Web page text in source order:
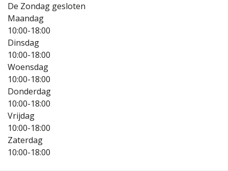
De Zondag gesloten
Maandag
10:00-18:00
Dinsdag
10:00-18:00
Woensdag
10:00-18:00
Donderdag
10:00-18:00
Vrijdag
10:00-18:00
Zaterdag
10:00-18:00